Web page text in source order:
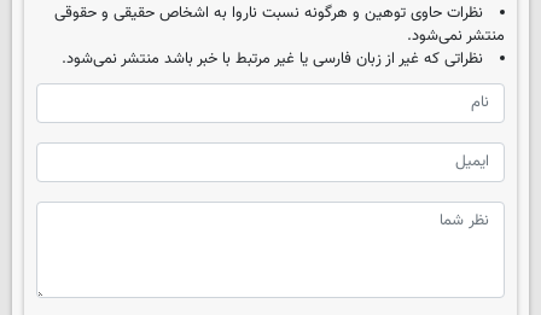
نظرات حاوی توهین و هرگونه نسبت ناروا به اشخاص حقیقی و حقوقی
منتشر نمی‌شود.
نظراتی که غیر از زبان فارسی یا غیر مرتبط با خبر باشد منتشر نمی‌شود.